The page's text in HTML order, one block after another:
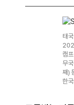
태
캠
무
째)
한